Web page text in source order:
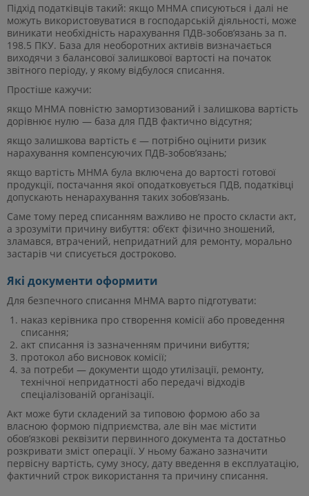
Підхід податківців такий: якщо МНМА списуються і далі не
можуть використовуватися в господарській діяльності, може
виникати необхідність нарахування ПДВ-зобов’язань за п.
198.5 ПКУ. База для необоротних активів визначається
виходячи з балансової залишкової вартості на початок
звітного періоду, у якому відбулося списання.
Простіше кажучи:
якщо МНМА повністю замортизований і залишкова вартість
дорівнює нулю — база для ПДВ фактично відсутня;
якщо залишкова вартість є — потрібно оцінити ризик
нарахування компенсуючих ПДВ-зобов’язань;
якщо вартість МНМА була включена до вартості готової
продукції, постачання якої оподатковується ПДВ, податківці
допускають ненарахування таких зобов’язань.
Саме тому перед списанням важливо не просто скласти акт,
а зрозуміти причину вибуття: об’єкт фізично зношений,
зламався, втрачений, непридатний для ремонту, морально
застарів чи списується достроково.
Які документи оформити
Для безпечного списання МНМА варто підготувати:
наказ керівника про створення комісії або проведення
списання;
акт списання із зазначенням причини вибуття;
протокол або висновок комісії;
за потреби — документи щодо утилізації, ремонту,
технічної непридатності або передачі відходів
спеціалізованій організації.
Акт може бути складений за типовою формою або за
власною формою підприємства, але він має містити
обов’язкові реквізити первинного документа та достатньо
розкривати зміст операції. У ньому бажано зазначити
первісну вартість, суму зносу, дату введення в експлуатацію,
фактичний строк використання та причину списання.